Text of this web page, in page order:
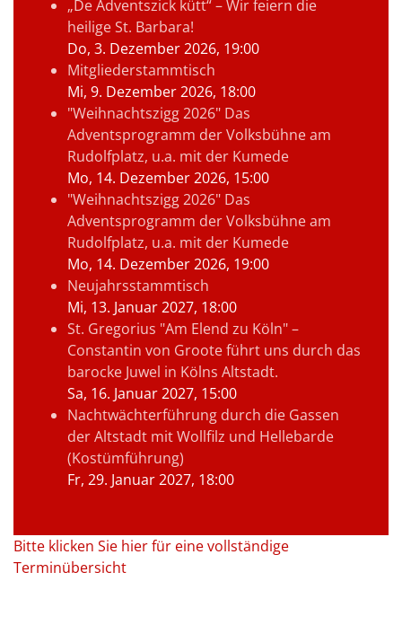
„De Adventszick kütt“ – Wir feiern die
heilige St. Barbara!
Do, 3. Dezember 2026, 19:00
Mitgliederstammtisch
Mi, 9. Dezember 2026, 18:00
"Weihnachtszigg 2026" Das
Adventsprogramm der Volksbühne am
Rudolfplatz, u.a. mit der Kumede
Mo, 14. Dezember 2026, 15:00
"Weihnachtszigg 2026" Das
Adventsprogramm der Volksbühne am
Rudolfplatz, u.a. mit der Kumede
Mo, 14. Dezember 2026, 19:00
Neujahrsstammtisch
Mi, 13. Januar 2027, 18:00
St. Gregorius "Am Elend zu Köln" –
Constantin von Groote führt uns durch das
barocke Juwel in Kölns Altstadt.
Sa, 16. Januar 2027, 15:00
Nachtwächterführung durch die Gassen
der Altstadt mit Wollfilz und Hellebarde
(Kostümführung)
Fr, 29. Januar 2027, 18:00
Bitte klicken Sie hier für eine vollständige
Terminübersicht